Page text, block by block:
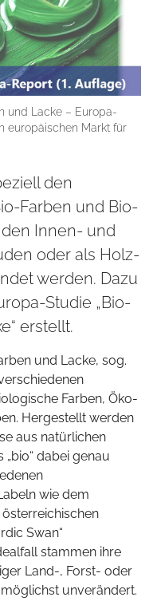
und Lacke – Europa-
europäischen Markt für
den
Farben und Bio-
Innen- und
oder als Holz-
werden. Dazu
Studie „Bio-
erstellt.
und Lacke, sog.
Farben, Öko-
Hergestellt werden
aus natürlichen
„bio“ dabei genau
wie dem
österreichischen
Swan“
stammen ihre
Land-, Forst- oder
unverändert.